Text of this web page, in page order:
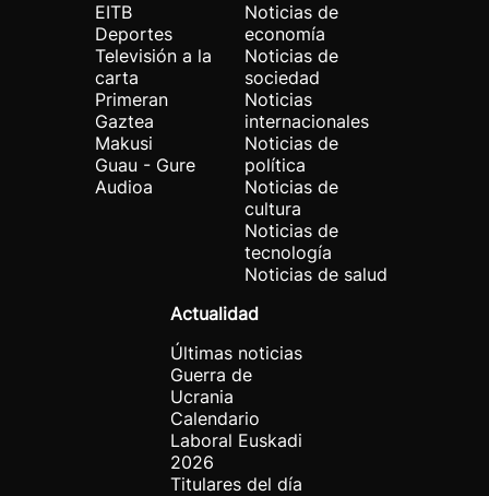
EITB
Deportes
Televisión a la
carta
Primeran
Gaztea
Makusi
Guau - Gure
Audioa
Noticias de
economía
Noticias de
sociedad
Noticias
internacionales
Noticias de
política
Noticias de
cultura
Noticias de
tecnología
Noticias de salud
Actualidad
Últimas noticias
Guerra de
Ucrania
Calendario
Laboral Euskadi
2026
Titulares del día